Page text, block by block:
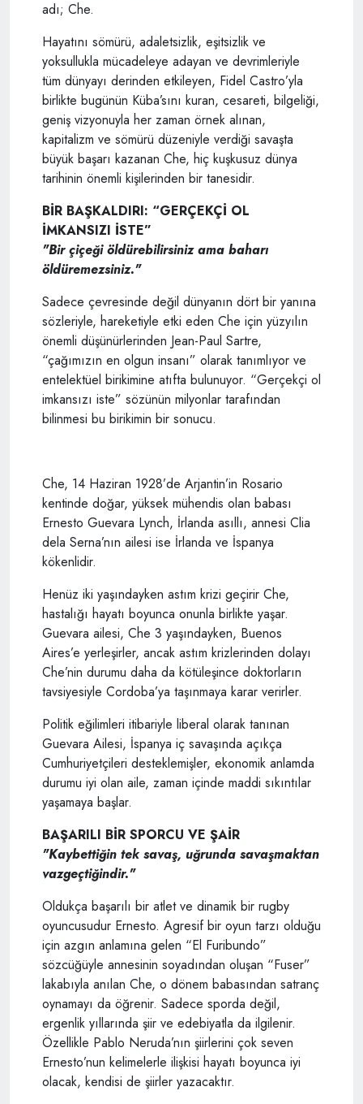
adı; Che.
Hayatını sömürü, adaletsizlik, eşitsizlik ve
yoksullukla mücadeleye adayan ve devrimleriyle
tüm dünyayı derinden etkileyen, Fidel Castro’yla
birlikte bugünün Küba’sını kuran, cesareti, bilgeliği,
geniş vizyonuyla her zaman örnek alınan,
kapitalizm ve sömürü düzeniyle verdiği savaşta
büyük başarı kazanan Che, hiç kuşkusuz dünya
tarihinin önemli kişilerinden bir tanesidir.
BİR BAŞKALDIRI: “GERÇEKÇİ OL
İMKANSIZI İSTE”
"Bir çiçeği öldürebilirsiniz ama baharı
öldüremezsiniz." ​
Sadece çevresinde değil dünyanın dört bir yanına
sözleriyle, hareketiyle etki eden Che için yüzyılın
önemli düşünürlerinden Jean-Paul Sartre,
“çağımızın en olgun insanı” olarak tanımlıyor ve
entelektüel birikimine atıfta bulunuyor. “Gerçekçi ol
imkansızı iste” sözünün milyonlar tarafından
bilinmesi bu birikimin bir sonucu.
Che, 14 Haziran 1928’de Arjantin’in Rosario
kentinde doğar, yüksek mühendis olan babası
Ernesto Guevara Lynch, İrlanda asıllı, annesi Clia
dela Serna’nın ailesi ise İrlanda ve İspanya
kökenlidir.
Henüz iki yaşındayken astım krizi geçirir Che,
hastalığı hayatı boyunca onunla birlikte yaşar.
Guevara ailesi, Che 3 yaşındayken, Buenos
Aires’e yerleşirler, ancak astım krizlerinden dolayı
Che’nin durumu daha da kötüleşince doktorların
tavsiyesiyle Cordoba’ya taşınmaya karar verirler.
Politik eğilimleri itibariyle liberal olarak tanınan
Guevara Ailesi, İspanya iç savaşında açıkça
Cumhuriyetçileri desteklemişler, ekonomik anlamda
durumu iyi olan aile, zaman içinde maddi sıkıntılar
yaşamaya başlar.
BAŞARILI BİR SPORCU VE ŞAİR
"Kaybettiğin tek savaş, uğrunda savaşmaktan
vazgeçtiğindir."
Oldukça başarılı bir atlet ve dinamik bir rugby
oyuncusudur Ernesto. Agresif bir oyun tarzı olduğu
için azgın anlamına gelen “El Furibundo”
sözcüğüyle annesinin soyadından oluşan “Fuser”
lakabıyla anılan Che, o dönem babasından satranç
oynamayı da öğrenir. Sadece sporda değil,
ergenlik yıllarında şiir ve edebiyatla da ilgilenir.
Özellikle Pablo Neruda’nın şiirlerini çok seven
Ernesto’nun kelimelerle ilişkisi hayatı boyunca iyi
olacak, kendisi de şiirler yazacaktır.